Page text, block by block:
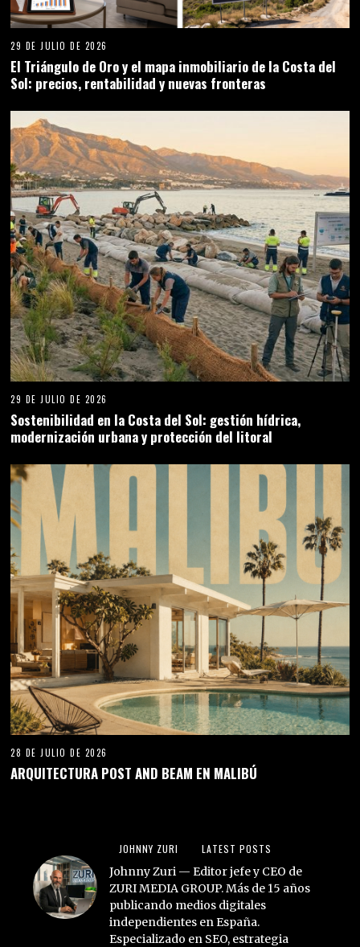
29 DE JULIO DE 2026
El Triángulo de Oro y el mapa inmobiliario de la Costa del
Sol: precios, rentabilidad y nuevas fronteras
29 DE JULIO DE 2026
Sostenibilidad en la Costa del Sol: gestión hídrica,
modernización urbana y protección del litoral
28 DE JULIO DE 2026
ARQUITECTURA POST AND BEAM EN MALIBÚ
JOHNNY ZURI LATEST POSTS
Johnny Zuri — Editor jefe y CEO de
ZURI MEDIA GROUP. Más de 15 años
publicando medios digitales
independientes en España.
Especializado en SEO, estrategia